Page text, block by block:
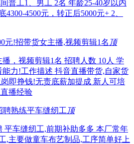
普工1、男工 2名 年龄25-40岁以内
4500元，转正后5000元+ 2、
元!招带货女主播,视频剪辑1名 顶
，视频剪辑1名 招聘人数 10人 学
能力!工作描述 抖音直播带货,自家货
即挣钱!无责底薪加提成 新人可培
播经验
聘熟练平车缝纫工 顶
平车缝纫工,前期补助多多 本厂常年
,主要做童车布艺制品,工序简单好上